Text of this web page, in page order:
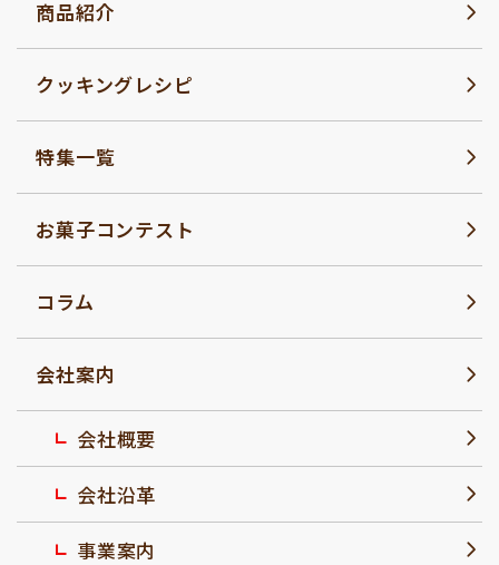
商品紹介
クッキングレシピ
特集一覧
お菓子コンテスト
コラム
会社案内
会社概要
会社沿革
事業案内